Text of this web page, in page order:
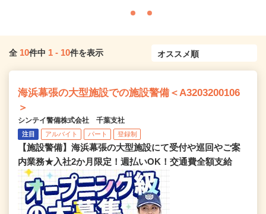
全 10件中 1 - 10件を表示
海浜幕張の大型施設での施設警備＜A3203200106
＞
シンテイ警備株式会社 千葉支社
注目 アルバイト パート 登録制
【施設警備】海浜幕張の大型施設にて受付や巡回やご案
内業務★入社2か月限定！週払いOK！交通費全額支給